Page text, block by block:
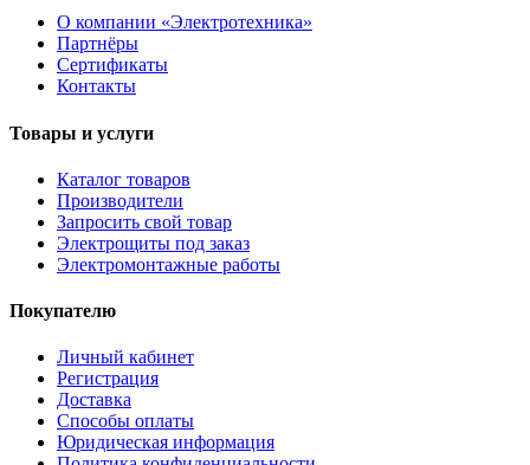
О компании «Электротехника»
Партнёры
Сертификаты
Контакты
Товары и услуги
Каталог товаров
Производители
Запросить свой товар
Электрощиты под заказ
Электромонтажные работы
Покупателю
Личный кабинет
Регистрация
Доставка
Способы оплаты
Юридическая информация